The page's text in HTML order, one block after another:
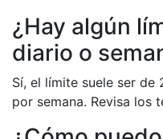
¿Hay algún
diario o
Sí, el límite suele ser
por semana. Revisa los